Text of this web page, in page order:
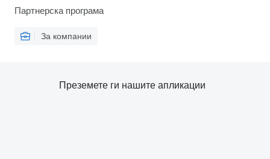
Партнерска програма
За компании
Преземете ги нашите апликации